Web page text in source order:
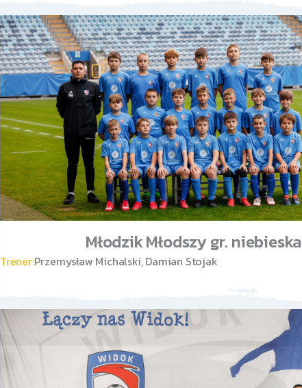
Młodzik Młodszy gr. niebieska
Trener:Przemysław Michalski, Damian Stojak